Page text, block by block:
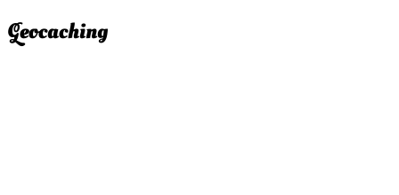
Geocaching